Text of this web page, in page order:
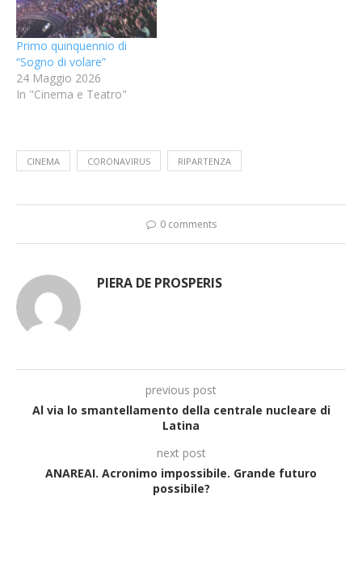
Primo quinquennio di
“Sogno di volare”
24 Maggio 2026
In "Cinema e Teatro"
CINEMA CORONAVIRUS RIPARTENZA
0 comments
PIERA DE PROSPERIS
previous post
Al via lo smantellamento della centrale nucleare di
Latina
next post
ANAREAI. Acronimo impossibile. Grande futuro
possibile?